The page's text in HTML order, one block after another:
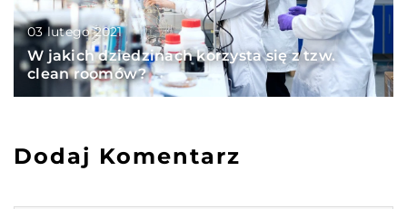
03 lutego 2021
W jakich dziedzinach korzysta się z tzw.
clean roomów?
Dodaj Komentarz